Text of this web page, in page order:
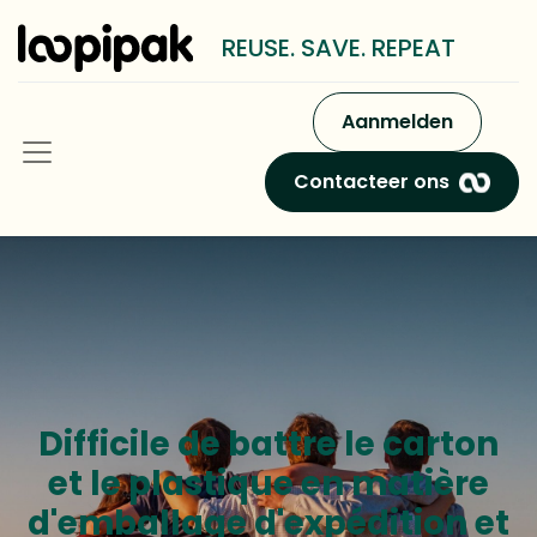
REUSE. SAVE. REPEAT
Aanmelden
Contacteer ons
Difficile de battre le carton
et le plastique en matière
d'emballage d'expédition et